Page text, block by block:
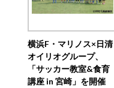
横浜F・マリノス×日清
オイリオグループ、
「サッカー教室&食育
講座 in 宮崎」を開催